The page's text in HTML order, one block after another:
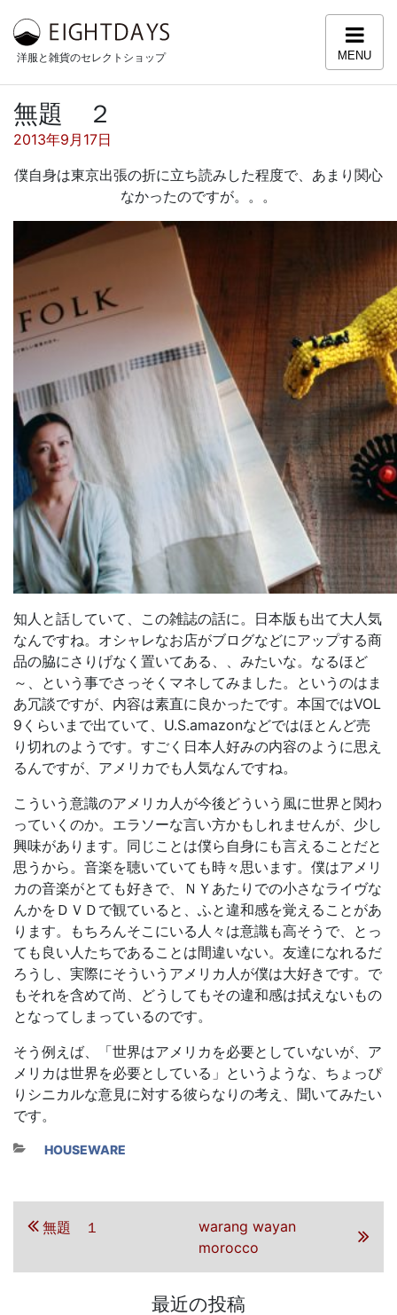
洋服と雑貨のセレクトショップ MENU
無題 ２
投稿日:
2013年9月17日
僕自身は東京出張の折に立ち読みした程度で、あまり関心
なかったのですが。。。
知人と話していて、この雑誌の話に。日本版も出て大人気
なんですね。オシャレなお店がブログなどにアップする商
品の脇にさりげなく置いてある、、みたいな。なるほど
～、という事でさっそくマネしてみました。というのはま
あ冗談ですが、内容は素直に良かったです。本国ではVOL
9くらいまで出ていて、U.S.amazonなどではほとんど売
り切れのようです。すごく日本人好みの内容のように思え
るんですが、アメリカでも人気なんですね。
こういう意識のアメリカ人が今後どういう風に世界と関わ
っていくのか。エラソーな言い方かもしれませんが、少し
興味があります。同じことは僕ら自身にも言えることだと
思うから。音楽を聴いていても時々思います。僕はアメリ
カの音楽がとても好きで、ＮＹあたりでの小さなライヴな
んかをＤＶＤで観ていると、ふと違和感を覚えることがあ
ります。もちろんそこにいる人々は意識も高そうで、とっ
ても良い人たちであることは間違いない。友達になれるだ
ろうし、実際にそういうアメリカ人が僕は大好きです。で
もそれを含めて尚、どうしてもその違和感は拭えないもの
となってしまっているのです。
そう例えば、「世界はアメリカを必要としていないが、ア
メリカは世界を必要としている」というような、ちょっぴ
りシニカルな意見に対する彼らなりの考え、聞いてみたい
です。
カテゴリー
HOUSEWARE
投稿ナビゲーション
前の投稿
無題 １ 次の投稿
warang wayan
morocco
最近の投稿